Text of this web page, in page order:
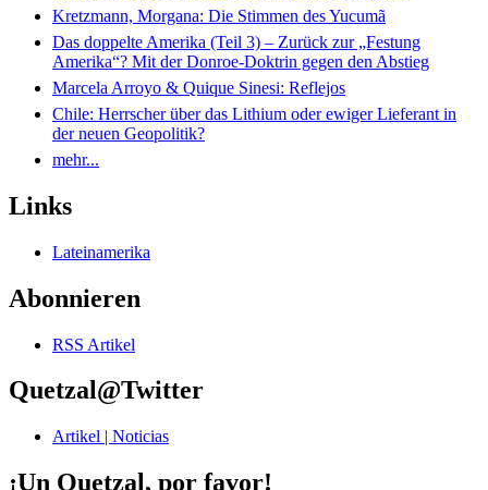
Kretzmann, Morgana: Die Stimmen des Yucumã
Das doppelte Amerika (Teil 3) – Zurück zur „Festung
Amerika“? Mit der Donroe-Doktrin gegen den Abstieg
Marcela Arroyo & Quique Sinesi: Reflejos
Chile: Herrscher über das Lithium oder ewiger Lieferant in
der neuen Geopolitik?
mehr...
Links
Lateinamerika
Abonnieren
RSS Artikel
Quetzal@Twitter
Artikel | Noticias
¡Un Quetzal, por favor!